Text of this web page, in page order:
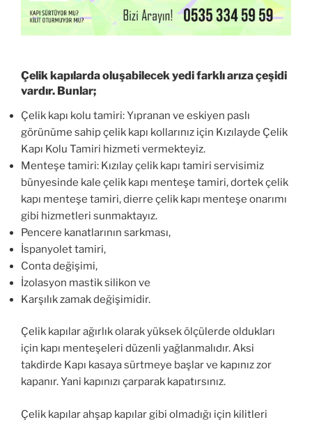
Çelik kapılarda oluşabilecek yedi farklı arıza çeşidi
vardır. Bunlar;
Çelik kapı kolu tamiri: Yıpranan ve eskiyen paslı
görünüme sahip çelik kapı kollarınız için Kızılayde Çelik
Kapı Kolu Tamiri hizmeti vermekteyiz.
Menteşe tamiri: Kızılay çelik kapı tamiri servisimiz
bünyesinde kale çelik kapı menteşe tamiri, dortek çelik
kapı menteşe tamiri, dierre çelik kapı menteşe onarımı
gibi hizmetleri sunmaktayız.
Pencere kanatlarının sarkması,
İspanyolet tamiri,
Conta değişimi,
İzolasyon mastik silikon ve
Karşılık zamak değişimidir.
Çelik kapılar ağırlık olarak yüksek ölçülerde oldukları
için kapı menteşeleri düzenli yağlanmalıdır. Aksi
takdirde Kapı kasaya sürtmeye başlar ve kapınız zor
kapanır. Yani kapınızı çarparak kapatırsınız.
Çelik kapılar ahşap kapılar gibi olmadığı için kilitleri